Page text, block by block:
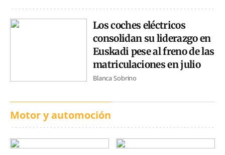
Los coches eléctricos
consolidan su liderazgo en
Euskadi pese al freno de las
matriculaciones en julio
Blanca Sobrino
Motor y automoción